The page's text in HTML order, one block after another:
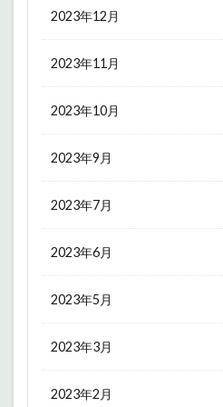
2023年12月
2023年11月
2023年10月
2023年9月
2023年7月
2023年6月
2023年5月
2023年3月
2023年2月